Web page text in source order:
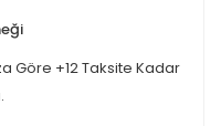
Göre +12 Taksite Kadar